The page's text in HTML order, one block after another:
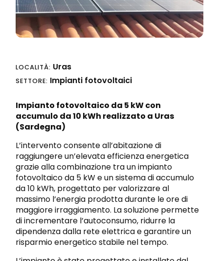
Progettazione integrata
Sicurezza sul lavoro e nei cantieri
Richiedi preventivo
LOCALITÀ: Uras
SETTORE: Impianti fotovoltaici
Impianto fotovoltaico da 5 kW con
accumulo da 10 kWh realizzato a Uras
(Sardegna)
L’intervento consente all’abitazione di
raggiungere un’elevata efficienza energetica
grazie alla combinazione tra un impianto
fotovoltaico da 5 kW e un sistema di accumulo
da 10 kWh, progettato per valorizzare al
massimo l’energia prodotta durante le ore di
maggiore irraggiamento. La soluzione permette
di incrementare l’autoconsumo, ridurre la
dipendenza dalla rete elettrica e garantire un
risparmio energetico stabile nel tempo.